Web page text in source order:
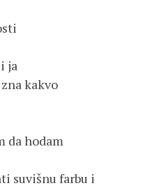
ja
kakvo
da hodam
suvišnu farbu i